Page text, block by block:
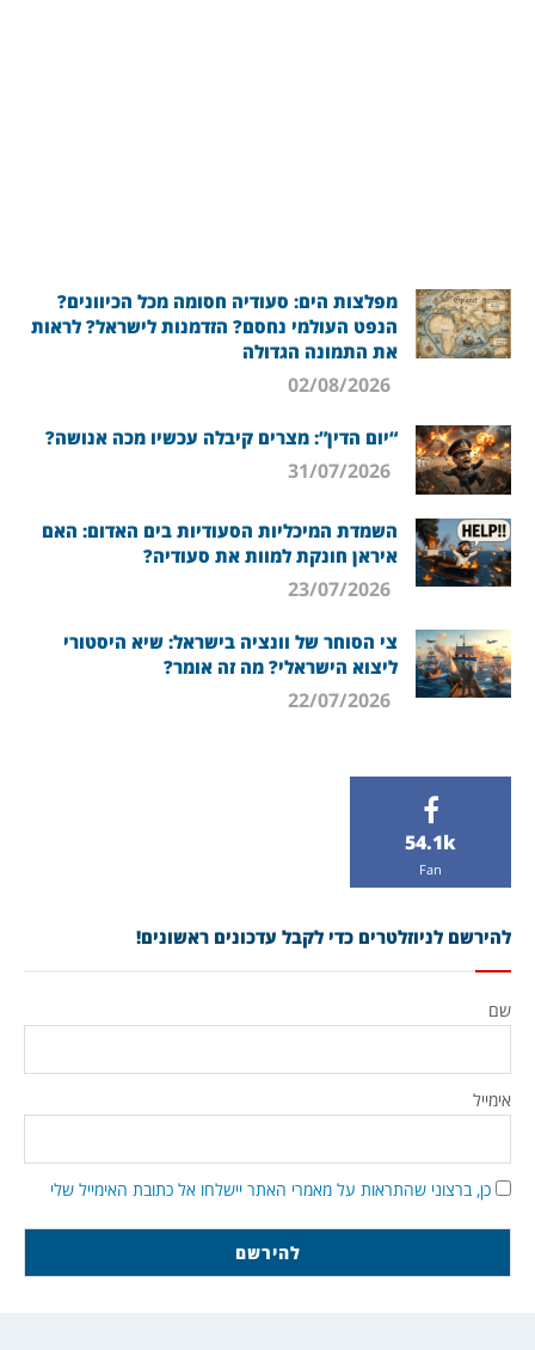
מפלצות הים: סעודיה חסומה מכל הכיוונים?
הנפט העולמי נחסם? הזדמנות לישראל? לראות
את התמונה הגדולה
“יום הדין”: מצרים קיבלה עכשיו מכה אנושה?
השמדת המיכליות הסעודיות בים האדום: האם
איראן חונקת למוות את סעודיה?
צי הסוחר של וונציה בישראל: שיא היסטורי
ליצוא הישראלי? מה זה אומר?
54.1k
Fan
להירשם לניוזלטרים כדי לקבל עדכונים ראשונים!
שם
אימייל
כן, ברצוני שהתראות על מאמרי האתר יישלחו אל כתובת האימייל שלי